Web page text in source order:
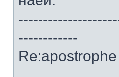
------------